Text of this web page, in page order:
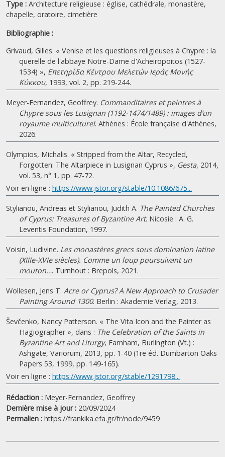
Type : Architecture religieuse : église, cathédrale, monastère,
chapelle, oratoire, cimetière
Bibliographie :
Grivaud, Gilles. « Venise et les questions religieuses à Chypre : la
querelle de l'abbaye Notre-Dame d'Acheiropoitos (1527-
1534) », Επετηρίδα Κέντρου Μελετών Ιεράς Μονής
Κύκκου, 1993, vol. 2, pp. 219-244.
Meyer-Fernandez, Geoffrey. Commanditaires et peintres à
Chypre sous les Lusignan (1192-1474/1489) : images d’un
royaume multiculturel. Athènes : École française d'Athènes,
2026.
Olympios, Michalis. « Stripped from the Altar, Recycled,
Forgotten: The Altarpiece in Lusignan Cyprus », Gesta, 2014,
vol. 53, n° 1, pp. 47-72.
Voir en ligne : https://www.jstor.org/stable/10.1086/675...
Stylianou, Andreas et Stylianou, Judith A. The Painted Churches
of Cyprus: Treasures of Byzantine Art. Nicosie : A. G.
Leventis Foundation, 1997.
Voisin, Ludivine. Les monastères grecs sous domination latine
(XIIIe-XVIe siècles). Comme un loup poursuivant un
mouton…. Turnhout : Brepols, 2021.
Wollesen, Jens T. Acre or Cyprus? A New Approach to Crusader
Painting Around 1300. Berlin : Akademie Verlag, 2013.
Ševčenko, Nancy Patterson. « The Vita Icon and the Painter as
Hagiographer », dans : The Celebration of the Saints in
Byzantine Art and Liturgy, Farnham, Burlington (Vt.) :
Ashgate, Variorum, 2013, pp. 1-40 (1re éd. Dumbarton Oaks
Papers 53, 1999, pp. 149-165).
Voir en ligne : https://www.jstor.org/stable/1291798...
Rédaction : Meyer-Fernandez, Geoffrey
Dernière mise à jour : 20/09/2024
Permalien : https://frankika.efa.gr/fr/node/9459
Monastère Saint-Nicolas-du-Toit / του